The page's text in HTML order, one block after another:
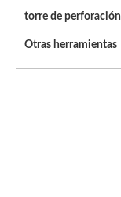
torre de perforación
Otras herramientas